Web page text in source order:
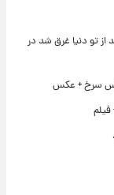
از تو دنیا غرق شد در
سرخ + عکس